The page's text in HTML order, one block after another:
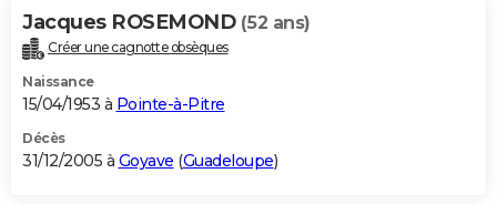
Jacques ROSEMOND (52 ans)
Créer une cagnotte obsèques
Naissance
15/04/1953 à Pointe-à-Pitre
Décès
31/12/2005 à Goyave (Guadeloupe)